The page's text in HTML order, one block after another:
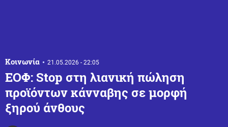
Κοινωνία 21.05.2026 - 22:05
ΕΟΦ: Stop στη λιανική πώληση
προϊόντων κάνναβης σε μορφή
ξηρού άνθους